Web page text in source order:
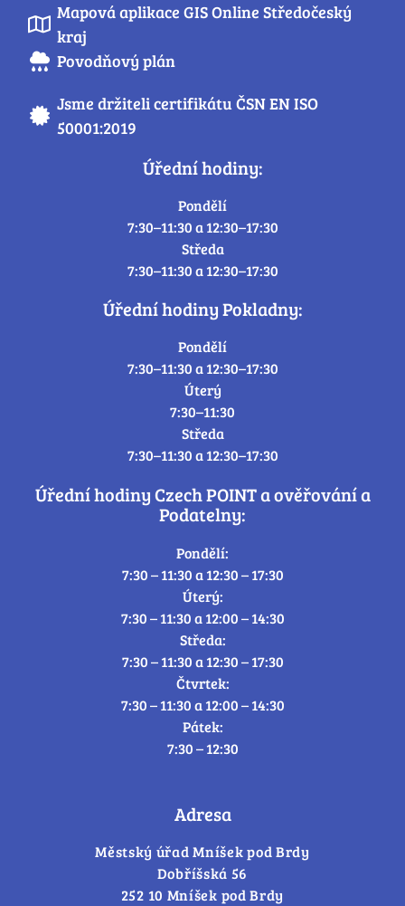
Mapová aplikace GIS Online Středočeský
kraj
Povodňový plán
Jsme držiteli certifikátu ČSN EN ISO
50001:2019
Úřední hodiny:
Pondělí
7:30–11:30 a 12:30–17:30
Středa
7:30–11:30 a 12:30–17:30
Úřední hodiny Pokladny:
Pondělí
7:30–11:30 a 12:30–17:30
Úterý
7:30–11:30
Středa
7:30–11:30 a 12:30–17:30
Úřední hodiny Czech POINT a ověřování a
Podatelny:
Pondělí:
7:30 – 11:30 a 12:30 – 17:30
Úterý:
7:30 – 11:30 a 12:00 – 14:30
Středa:
7:30 – 11:30 a 12:30 – 17:30
Čtvrtek:
7:30 – 11:30 a 12:00 – 14:30
Pátek:
7:30 – 12:30
Adresa
Městský úřad Mníšek pod Brdy
Dobříšská 56
252 10 Mníšek pod Brdy